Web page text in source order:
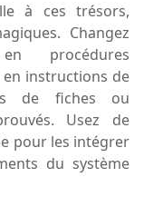
à ces trésors,
Changez
procédures
en instructions de
de fiches ou
Usez de
pour les intégrer
du système